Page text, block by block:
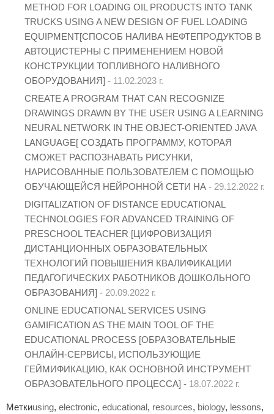
METHOD FOR LOADING OIL PRODUCTS INTO TANK
TRUCKS USING A NEW DESIGN OF FUEL LOADING
EQUIPMENT[СПОСОБ НАЛИВА НЕФТЕПРОДУКТОВ В
АВТОЦИСТЕРНЫ С ПРИМЕНЕНИЕМ НОВОЙ
КОНСТРУКЦИИ ТОПЛИВНОГО НАЛИВНОГО
ОБОРУДОВАНИЯ] - 11.02.2023 г.
CREATE A PROGRAM THAT CAN RECOGNIZE
DRAWINGS DRAWN BY THE USER USING A LEARNING
NEURAL NETWORK IN THE OBJECT-ORIENTED JAVA
LANGUAGE[ СОЗДАТЬ ПРОГРАММУ, КОТОРАЯ
СМОЖЕТ РАСПОЗНАВАТЬ РИСУНКИ,
НАРИСОВАННЫЕ ПОЛЬЗОВАТЕЛЕМ С ПОМОЩЬЮ
ОБУЧАЮЩЕЙСЯ НЕЙРОННОЙ СЕТИ НА - 29.12.2022 г.
DIGITALIZATION OF DISTANCE EDUCATIONAL
TECHNOLOGIES FOR ADVANCED TRAINING OF
PRESCHOOL TEACHER [ЦИФРОВИЗАЦИЯ
ДИСТАНЦИОННЫХ ОБРАЗОВАТЕЛЬНЫХ
ТЕХНОЛОГИЙ ПОВЫШЕНИЯ КВАЛИФИКАЦИИ
ПЕДАГОГИЧЕСКИХ РАБОТНИКОВ ДОШКОЛЬНОГО
ОБРАЗОВАНИЯ] - 20.09.2022 г.
ONLINE EDUCATIONAL SERVICES USING
GAMIFICATION AS THE MAIN TOOL OF THE
EDUCATIONAL PROCESS [ОБРАЗОВАТЕЛЬНЫЕ
ОНЛАЙН-СЕРВИСЫ, ИСПОЛЬЗУЮЩИЕ
ГЕЙМИФИКАЦИЮ, КАК ОСНОВНОЙ ИНСТРУМЕНТ
ОБРАЗОВАТЕЛЬНОГО ПРОЦЕССА] - 18.07.2022 г.
Меткиusing, electronic, educational, resources, biology, lessons,